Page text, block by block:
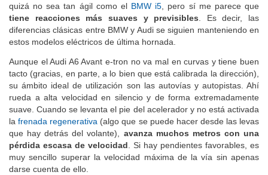
quizá no sea tan ágil como el BMW i5, pero sí me parece que
tiene reacciones más suaves y previsibles. Es decir, las
diferencias clásicas entre BMW y Audi se siguien manteniendo en
estos modelos eléctricos de última hornada.
Aunque el Audi A6 Avant e-tron no va mal en curvas y tiene buen
tacto (gracias, en parte, a lo bien que está calibrada la dirección),
su ámbito ideal de utilización son las autovías y autopistas. Ahí
rueda a alta velocidad en silencio y de forma extremadamente
suave. Cuando se levanta el pie del acelerador y no está activada
lafrenada regenerativa (algo que se puede hacer desde las levas
que hay detrás del volante), avanza muchos metros con una
pérdida escasa de velocidad. Si hay pendientes favorables, es
muy sencillo superar la velocidad máxima de la vía sin apenas
darse cuenta de ello.